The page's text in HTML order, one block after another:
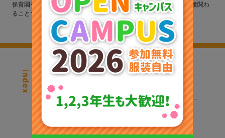
保育園や幼稚園など保育施設に実習に行きます。こどもたちと直接関わ
ることで実践力を身につけます。
学科・コース紹介トップ
こども総合学科
こども心理コース
こどもスポーツ・ダンスコース
こども食育コース
こども音楽コース
保育IT・パソコンコース
3DAYスタイル